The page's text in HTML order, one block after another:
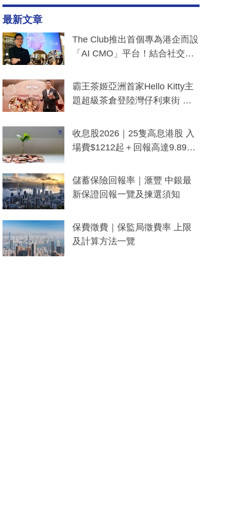
最新文章
The Club推出首個專為港企而設
「AI CMO」平台！結合社交聆
分鐘生成「貼地」宣傳短片
霸王茶姬亞洲首家Hello Kitty主
題超級茶倉登陸灣仔利東街 推
y及香港限定特調系列
收息股2026｜25隻高息港股 入
場費$1212起＋回報高達9.89
儲蓄保險回報率｜滙豐 中銀最
新保證回報一覽及揀選須知
保費徵費｜保監局徵費率 上限
及計算方法一覽